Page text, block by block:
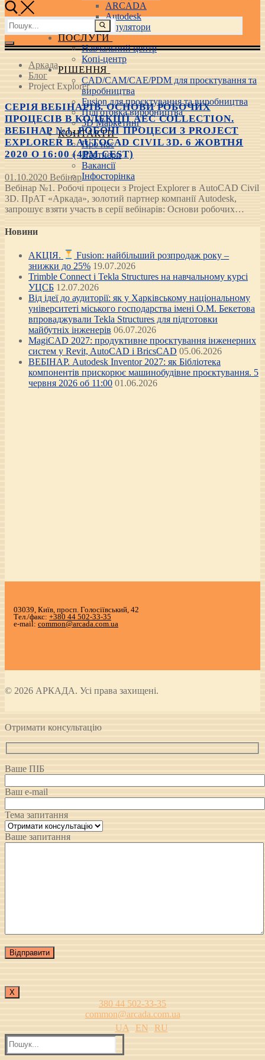
ARCADA
Autodesk
3D маніпулятори
ПОСЛУГИ
Навчальний центр
Копі-центр
РІШЕННЯ
CAD/CAM/CAE/PDM для проєктування та
виробництва
Fusion для проєктування та виробництва
Підготовка виробництва
3D Маркетинг
КОНТАКТИ
Про нас
Партнери
Вакансії
Інфосторінка
Пошук:
Аркада
Блог
Project Explorer
СЕРІЯ ВЕБІНАРІВ. ОСНОВИ РОБОЧИХ
ПРОЦЕСІВ В КОЛЕКЦІЇ AEC COLLECTION.
ВЕБІНАР №1. РОБОЧІ ПРОЦЕСИ З PROJECT
EXPLORER В AUTOCAD CIVIL 3D. 6 ЖОВТНЯ
2020 О 16:00 (4PM CEST)
01.10.2020 Вебінар
Вебінар №1. Робочі процеси з Project Explorer в AutoCAD Civil
3D. ПрАТ «Аркада», золотий партнер компанії Autodesk,
запрошує взяти участь в серії вебінарів: Основи робочих…
Новини
АКЦІЯ.
Fusion: найбільший розпродаж року –
знижки до 25% 19.07.2026
Trimble Connect і Tekla Structures на навчальному курсі
УЦСБ 12.07.2026
Від ідеї до аудиторії: як у Харківському національному
університеті міського господарства імені О.М. Бекетова
впроваджували Tekla Structures для підготовки
майбутніх інженерів 06.07.2026
MagiCAD 2027: продуктивне проєктування інженерних
систем у Revit, AutoCAD і BricsCAD 05.06.2026
ВЕБІНАР. Autodesk Inventor 2027: як Бібліотека
компонентів прискорює машинобудівне проєктування. 5
червня 2026 об 11:00 01.06.2026
03039, Київ, просп. Голосіївський, 42
Тел./факс: +380 44 502-33-35
e-mail: common@arcada.com.ua
© 2026 АРКАДА. Усі права захищені.
Отримати консультацію
Ваше ПІБ
Ваш e-mail
Тема запитання
Ваше запитання
Х
380 44 502-33-35
common@arcada.com.ua
UA
EN
RU
Пошук: